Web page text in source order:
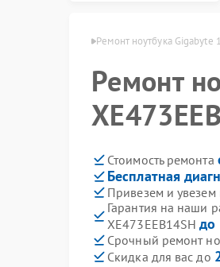
Gigabyte в Кургане Ремонт ноутбука Gigabyte
Ремонт
Стоимость ремонта
Бесплатная
Привезем и увезем
Гарантия на наши
XE473EEB14SHдо
Срочный ремонт
Скидка для вас до